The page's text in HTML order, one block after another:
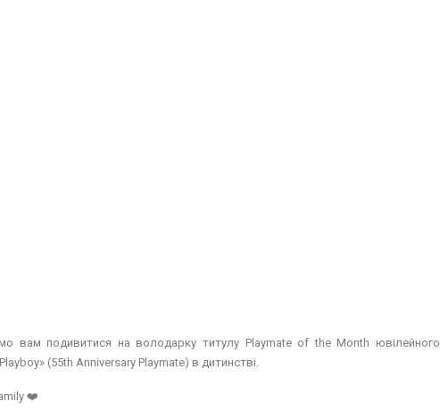
вам подивитися на володарку титулу Playmate of the Month ювілейного
(55th Anniversary Playmate) в дитинстві.
❤️